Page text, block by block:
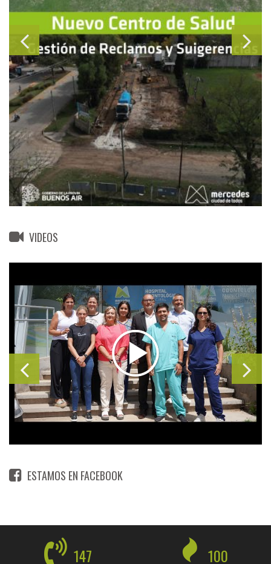
VIDEOS
ESTAMOS EN FACEBOOK
147 100